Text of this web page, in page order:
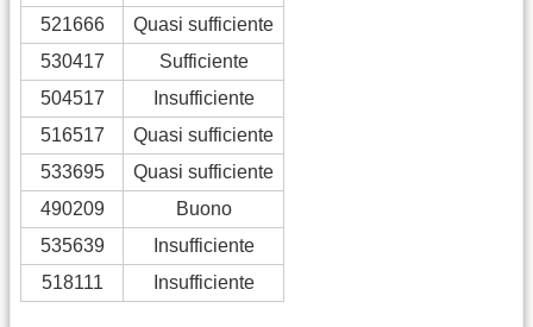
521666
Quasi sufficiente
530417
Sufficiente
504517
Insufficiente
516517
Quasi sufficiente
533695
Quasi sufficiente
490209
Buono
535639
Insufficiente
518111
Insufficiente